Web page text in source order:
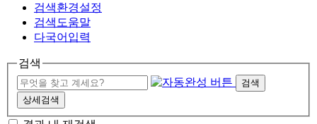
검색환경설정
검색도움말
다국어입력
검색
검색
상세검색